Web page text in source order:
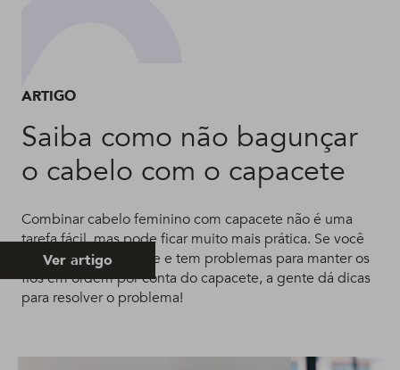
ARTIGO
Saiba como não bagunçar
o cabelo com o capacete
Combinar cabelo feminino com capacete não é uma
tarefa fácil, mas pode ficar muito mais prática. Se você
anda de moto ou bike e tem problemas para manter os
fios em ordem por conta do capacete, a gente dá dicas
para resolver o problema!
Ver artigo